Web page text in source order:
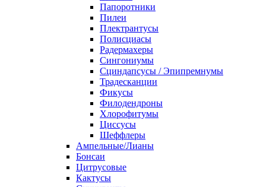
Папоротники
Пилеи
Плектрантусы
Полисциасы
Радермахеры
Сингониумы
Сциндапсусы / Эпипремнумы
Традесканции
Фикусы
Филодендроны
Хлорофитумы
Циссусы
Шеффлеры
Ампельные/Лианы
Бонсаи
Цитрусовые
Кактусы